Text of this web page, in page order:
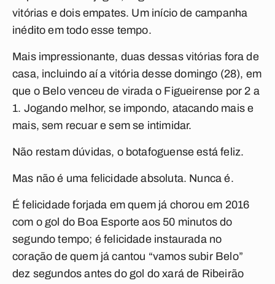
vitórias e dois empates. Um início de campanha
inédito em todo esse tempo.
Mais impressionante, duas dessas vitórias fora de
casa, incluindo aí a vitória desse domingo (28), em
que o Belo venceu de virada o Figueirense por 2 a
1. Jogando melhor, se impondo, atacando mais e
mais, sem recuar e sem se intimidar.
Não restam dúvidas, o botafoguense está feliz.
Mas não é uma felicidade absoluta. Nunca é.
É felicidade forjada em quem já chorou em 2016
com o gol do Boa Esporte aos 50 minutos do
segundo tempo; é felicidade instaurada no
coração de quem já cantou “vamos subir Belo”
dez segundos antes do gol do xará de Ribeirão